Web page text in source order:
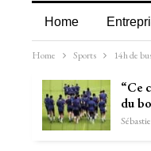
Home
Home Sports 14h de
“Ce
du